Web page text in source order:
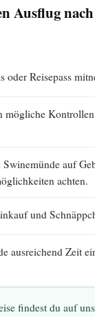
Ausflug
oder Reisepass
mögliche
auf
achten.
und
ausreichend Zeit
findest du auf